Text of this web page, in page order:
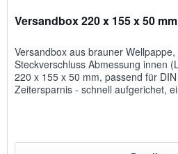
Versandbox 220 x 155 x 50 mm
Versandbox aus brauner
Steckverschluss Abmessung innen
220 x 155 x 50 mm, passend für
Zeitersparnis - schnell aufgerichet,